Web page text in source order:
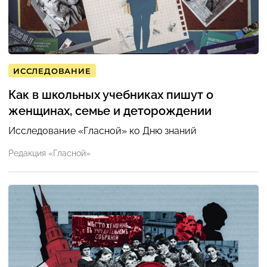
ИССЛЕДОВАНИЕ
Как в школьных учебниках пишут о
женщинах, семье и деторождении
Исследование «Гласной» ко Дню знаний
Редакция «Гласной»